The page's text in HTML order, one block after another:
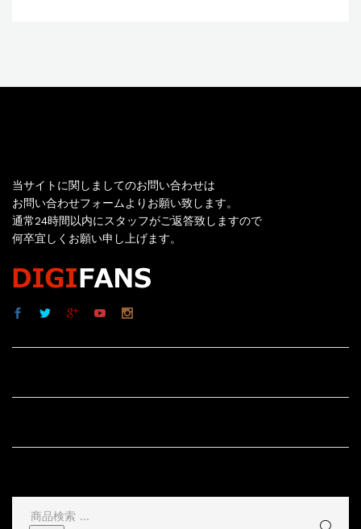
当サイトに関しましてのお問い合わせは
お問い合わせフォームよりお願い致します。
通常24時間以内にスタッフがご返答致しますので
何卒宜しくお願い申し上げます。
検